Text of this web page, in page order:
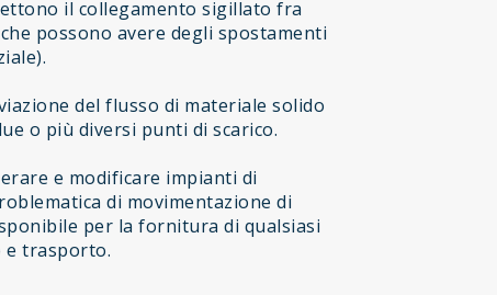
il collegamento sigillato fra
possono avere degli spostamenti
del flusso di materiale solido
o più diversi punti di scarico.
e modificare impianti di
di movimentazione di
per la fornitura di qualsiasi
e trasporto.